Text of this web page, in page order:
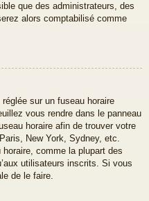
que des administrateurs, des
alors comptabilisé comme
réglée sur un fuseau horaire
vous rendre dans le panneau
horaire afin de trouver votre
New York, Sydney, etc.
comme la plupart des
utilisateurs inscrits. Si vous
de le faire.